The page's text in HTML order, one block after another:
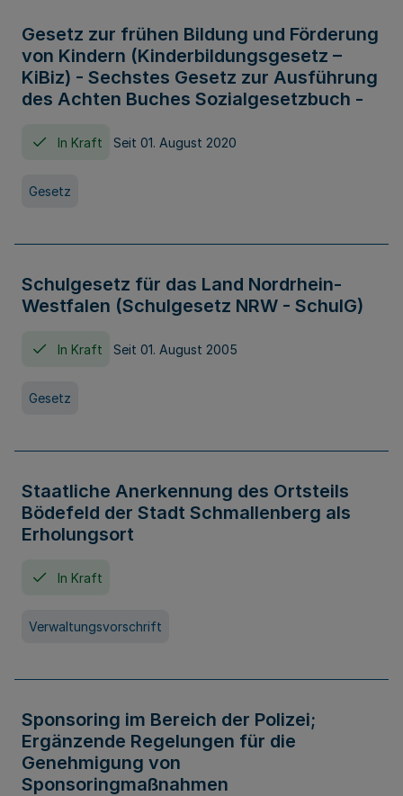
Gesetz zur frühen Bildung und Förderung
von Kindern (Kinderbildungsgesetz –
KiBiz) - Sechstes Gesetz zur Ausführung
des Achten Buches Sozialgesetzbuch -
In Kraft Seit 01. August 2020
Gesetz
Schulgesetz für das Land Nordrhein-
Westfalen (Schulgesetz NRW - SchulG)
In Kraft Seit 01. August 2005
Gesetz
Staatliche Anerkennung des Ortsteils
Bödefeld der Stadt Schmallenberg als
Erholungsort
In Kraft
Verwaltungsvorschrift
Sponsoring im Bereich der Polizei;
Ergänzende Regelungen für die
Genehmigung von
Sponsoringmaßnahmen